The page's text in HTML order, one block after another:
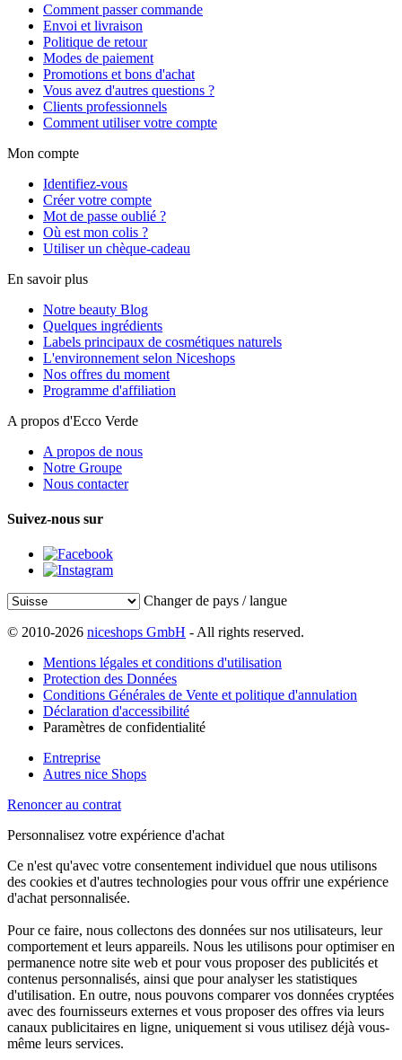
Comment passer commande
Envoi et livraison
Politique de retour
Modes de paiement
Promotions et bons d'achat
Vous avez d'autres questions ?
Clients professionnels
Comment utiliser votre compte
Mon compte
Identifiez-vous
Créer votre compte
Mot de passe oublié ?
Où est mon colis ?
Utiliser un chèque-cadeau
En savoir plus
Notre beauty Blog
Quelques ingrédients
Labels principaux de cosmétiques naturels
L'environnement selon Niceshops
Nos offres du moment
Programme d'affiliation
A propos d'Ecco Verde
A propos de nous
Notre Groupe
Nous contacter
Suivez-nous sur
Changer de pays / langue
© 2010-2026 niceshops GmbH - All rights reserved.
Mentions légales et conditions d'utilisation
Protection des Données
Conditions Générales de Vente et politique d'annulation
Déclaration d'accessibilité
Paramètres de confidentialité
Entreprise
Autres nice Shops
Renoncer au contrat
Personnalisez votre expérience d'achat
Ce n'est qu'avec votre consentement individuel que nous utilisons
des cookies et d'autres technologies pour vous offrir une expérience
d'achat personnalisée.
Pour ce faire, nous collectons des données sur nos utilisateurs, leur
comportement et leurs appareils. Nous les utilisons pour optimiser en
permanence notre site web et pour vous proposer des publicités et
contenus personnalisés, ainsi que pour analyser les statistiques
d'utilisation. En outre, nous pouvons comparer vos données cryptées
avec des fournisseurs externes et vous proposer des offres via leurs
canaux publicitaires en ligne, uniquement si vous utilisez déjà vous-
même leurs services.